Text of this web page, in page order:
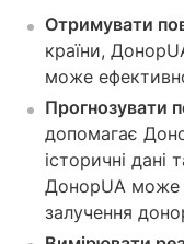
Отримувати
країни,
може
Прогнозувати
допомагає
історичні
ДонорUA може
залучення